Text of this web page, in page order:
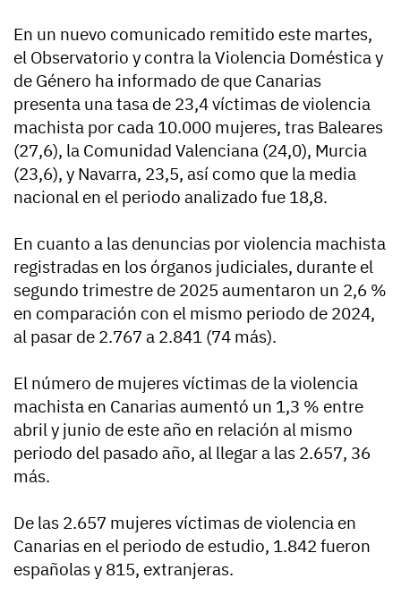
En un nuevo comunicado remitido este martes,
el Observatorio y contra la Violencia Doméstica y
de Género ha informado de que Canarias
presenta una tasa de 23,4 víctimas de violencia
machista por cada 10.000 mujeres, tras Baleares
(27,6), la Comunidad Valenciana (24,0), Murcia
(23,6), y Navarra, 23,5, así como que la media
nacional en el periodo analizado fue 18,8.
En cuanto a las denuncias por violencia machista
registradas en los órganos judiciales, durante el
segundo trimestre de 2025 aumentaron un 2,6 %
en comparación con el mismo periodo de 2024,
al pasar de 2.767 a 2.841 (74 más).
El número de mujeres víctimas de la violencia
machista en Canarias aumentó un 1,3 % entre
abril y junio de este año en relación al mismo
periodo del pasado año, al llegar a las 2.657, 36
más.
De las 2.657 mujeres víctimas de violencia en
Canarias en el periodo de estudio, 1.842 fueron
españolas y 815, extranjeras.